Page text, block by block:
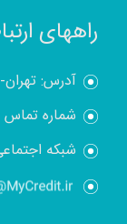
راههای
آدرس: تهران-
شماره تماس
شبکه